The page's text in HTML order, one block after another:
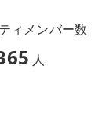
ィメンバー数
人